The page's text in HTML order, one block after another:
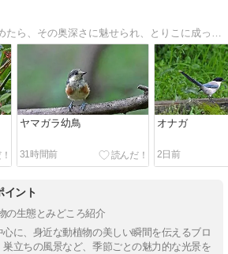
野鳥写真を撮り初めたら、その奥深さに魅せられ、とりこに成ってしまいました。
ヤマガラ幼鳥
31時間前
オナガ
2日前
イント
の生態とみどころ紹介
に、身近な動植物の美しい瞬間を伝えるブロ
立ちの風景など、季節ごとの魅力的な光景を